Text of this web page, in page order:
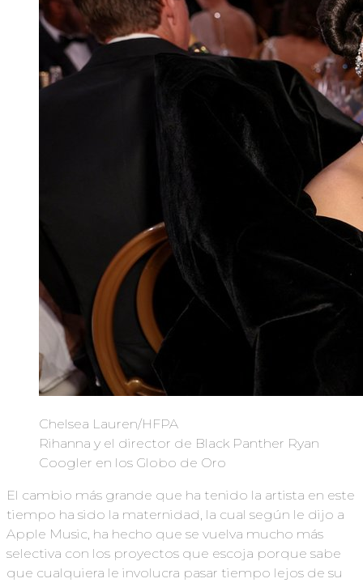
Chelsea Lauren/HFPA
Rihanna y el director de Black Panther Ryan
Coogler en los Globo de Oro
El cambio más grande que ha tenido la artista en este
tiempo ha sido la maternidad, la cual según le dijo a
Apple Music, ha hecho que se vuelva mucho más
selectiva con los proyectos que escoja porque sabe
que cualquiera le involucra pasar tiempo lejos de su